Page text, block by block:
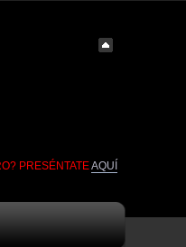
PRESÉNTATEAQUÍ